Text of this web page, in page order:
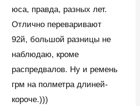
юса, правда, разных лет.
Отлично переваривают
92й, большой разницы не
наблюдаю, кроме
распредвалов. Ну и ремень
грм на полметра длиней-
короче.)))